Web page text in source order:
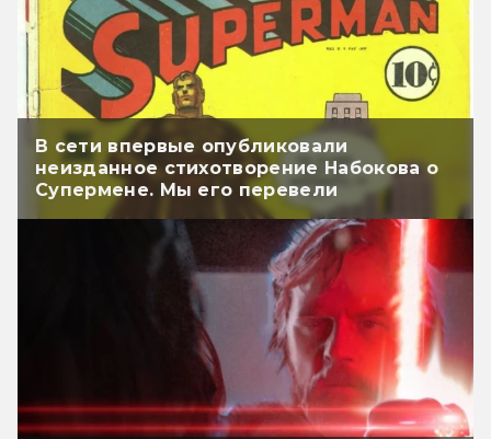
В сети впервые опубликовали
неизданное стихотворение Набокова о
Супермене. Мы его перевели